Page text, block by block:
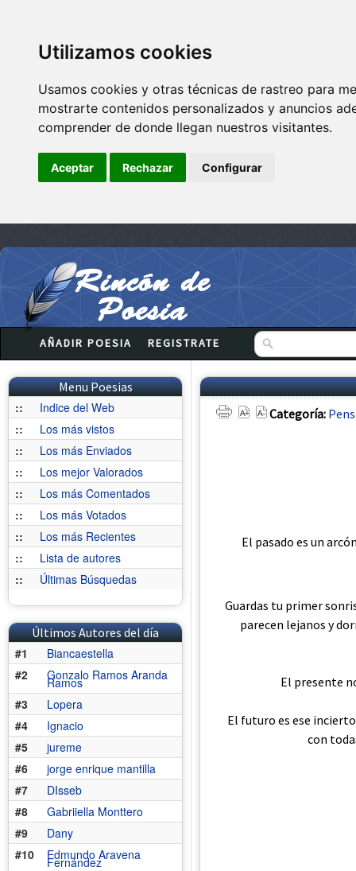
Utilizamos cookies
Usamos cookies y otras técnicas de rastreo para
mostrarte contenidos personalizados y anuncios
comprender de donde llegan nuestros visitantes.
Aceptar Rechazar Configurar
AÑADIR POESIA REGISTRATE
Menu Poesias
::
Indice del Web
::
Los más vistos
::
Los más Enviados
::
Los mejor Valorados
::
Los más Comentados
::
Los más Votados
::
Los más Recientes
::
Lista de autores
::
Últimas Búsquedas
Últimos Autores del día
#1
Biancaestella
#2
Gonzalo Ramos Aranda
Ramos
#3
Lopera
#4
Ignacio
#5
jureme
#6
jorge enrique mantilla
#7
DIsseb
#8
Gabriiella Monttero
#9
Dany
#10
Edmundo Aravena
Fernández
Categoría:
El pasado es un
Guardas tu primer
parecen lejanos y
El presente
El futuro es ese
con